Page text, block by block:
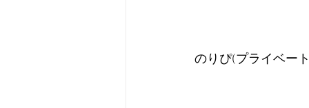
のりぴ(プライベー